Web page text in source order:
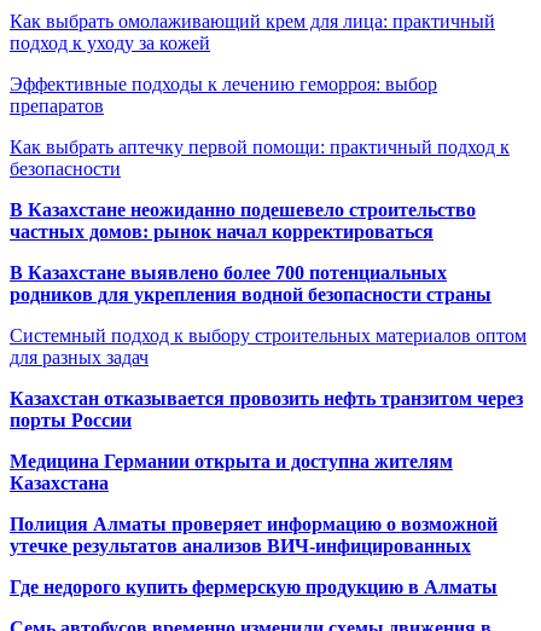
Как выбрать омолаживающий крем для лица: практичный
подход к уходу за кожей
Эффективные подходы к лечению геморроя: выбор
препаратов
Как выбрать аптечку первой помощи: практичный подход к
безопасности
В Казахстане неожиданно подешевело строительство
частных домов: рынок начал корректироваться
В Казахстане выявлено более 700 потенциальных
родников для укрепления водной безопасности страны
Системный подход к выбору строительных материалов оптом
для разных задач
Казахстан отказывается провозить нефть транзитом через
порты России
Медицина Германии открыта и доступна жителям
Казахстана
Полиция Алматы проверяет информацию о возможной
утечке результатов анализов ВИЧ-инфицированных
Где недорого купить фермерскую продукцию в Алматы